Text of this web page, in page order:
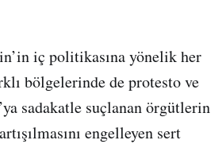
iç politikasına yönelik her
bölgelerinde de protesto ve
sadakatle suçlanan örgütlerin
engelleyen sert